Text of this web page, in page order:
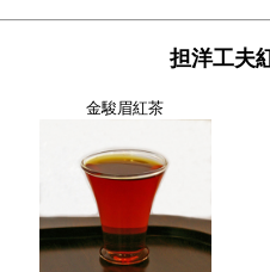
担洋工夫
金駿眉紅茶